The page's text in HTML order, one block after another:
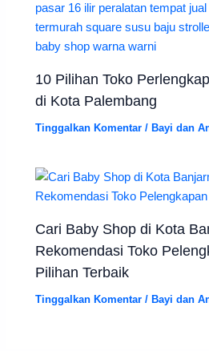
10 Pilihan Toko
di Kota Palembang
Tinggalkan Komentar / Bayi dan
Cari Baby Shop di Kota
Rekomendasi Toko
Pilihan Terbaik
Tinggalkan Komentar / Bayi dan